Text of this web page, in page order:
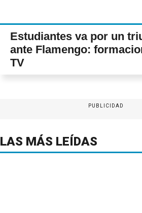
Estudiantes va por un
ante Flamengo:
TV
PUBLICIDAD
LAS MÁS LEÍDAS